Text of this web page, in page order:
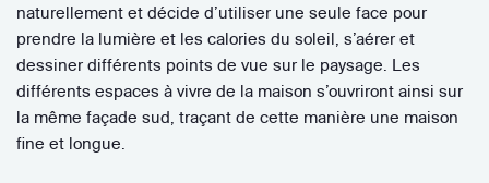
naturellement et décide d’utiliser une seule face pour
prendre la lumière et les calories du soleil, s’aérer et
dessiner différents points de vue sur le paysage. Les
différents espaces à vivre de la maison s’ouvriront ainsi sur
la même façade sud, traçant de cette manière une maison
fine et longue.